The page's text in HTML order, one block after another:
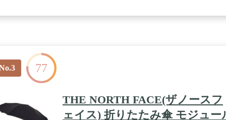
77
THE NORTH FACE(ザノースフ
ェイス) 折りたたみ傘 モジュー